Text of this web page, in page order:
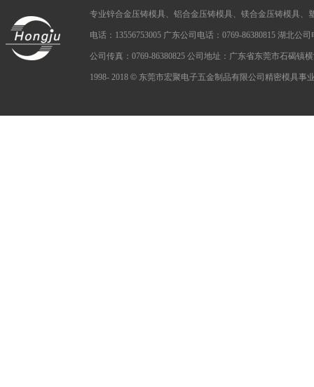
专业锌合金压铸模具、铝合金压铸模具、镁合金压铸模具、
电话：13556753005 广东公司电话：0769-86380815 湖北公
公司传真：0769-86380825 公司地址：广东省东莞市石碣镇
1998- 2018 © 东莞市宏聚电子五金制品有限公司精密模具事